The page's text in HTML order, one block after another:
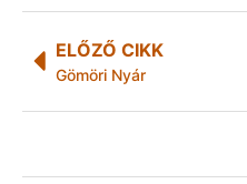
ELŐZŐ CIKK
Gömöri Nyár